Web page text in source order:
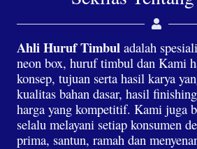
Ahli Huruf Timbul adalah
neon box, huruf timbul dan Kami
konsep, tujuan serta hasil karya
kualitas bahan dasar, hasil
harga yang kompetitif. Kami juga
selalu melayani setiap konsumen
prima, santun, ramah dan